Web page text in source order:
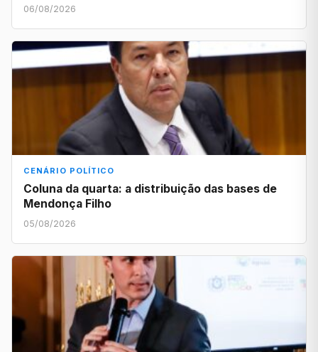
06/08/2026
CENÁRIO POLÍTICO
Coluna da quarta: a distribuição das bases de
Mendonça Filho
05/08/2026